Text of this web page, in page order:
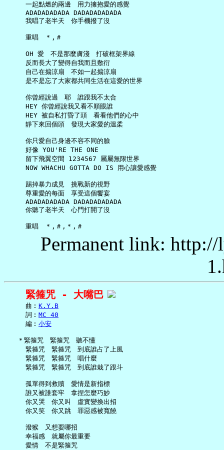
     一起點燃的兩邊　用力擁抱愛的感覺
     ADADADADADA DADADADADADA
     我唱了老半天　你手機撥了沒
     重唱　＊,＃
     OH 愛　不是那麼膚淺　打破框架界線
     反而長大了變得自我而且敷衍
     自己在搧涼扇　不如一起搧涼扇
     是不是忘了大家都共同生活在這愛的世界
     你曾經說過　耶　誰跟我不太合
     HEY 你曾經說我又看不順眼誰
     HEY 被自私打昏了頭　看看他們的心中
     靜下來回個頭　發現大家愛的溫柔
     你只愛自己身邊不容不同的臉
     好像 YOU'RE THE ONE
     留下飛翼空間 1234567 屬屬無限世界
     NOW WHACHU GOTTA DO IS 用心讓愛感覺
     踢掉暴力成見　挑戰新的視野
     尊重愛的每面　享受這個饗宴
     ADADADADADA DADADADADADA
     你聽了老半天　心門打開了沒
Permanent link:
緊箍咒 - 大嘴巴
     曲︰
K.Y.B
     詞︰
MC 40
     編︰
小安
   ＊緊箍咒　緊箍咒　聽不懂
     緊箍咒　緊箍咒　到底誰占了上風
     緊箍咒　緊箍咒　唱什麼
     緊箍咒　緊箍咒　到底誰栽了跟斗
     孤單得到救贖　愛情是新指標
     誰又被誰套牢　拿捏怎麼巧妙
     你又哭　你又叫　虛實變換出招
     你又笑　你又跳　罪惡感被寬饒
     潑猴　又想耍哪招
     幸福感　就屬你最重要
     愛情　不是緊箍咒